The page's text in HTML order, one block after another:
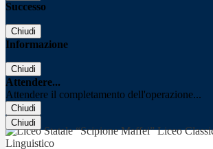
Successo
Chiudi
Informazione
Chiudi
Attendere...
Attendere il completamento dell'operazione...
Chiudi
Chiudi